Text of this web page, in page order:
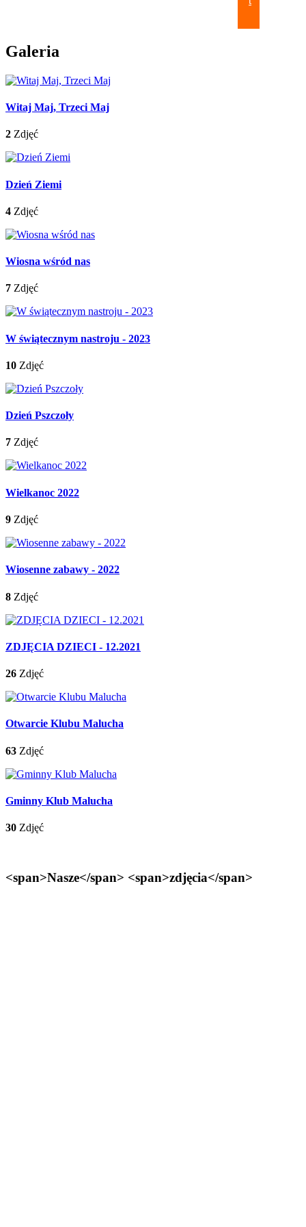
Galeria
Witaj Maj, Trzeci Maj
2 Zdjęć
Dzień Ziemi
4 Zdjęć
Wiosna wśród nas
7 Zdjęć
W świątecznym nastroju - 2023
10 Zdjęć
Dzień Pszczoły
7 Zdjęć
Wielkanoc 2022
9 Zdjęć
Wiosenne zabawy - 2022
8 Zdjęć
ZDJĘCIA DZIECI - 12.2021
26 Zdjęć
Otwarcie Klubu Malucha
63 Zdjęć
Gminny Klub Malucha
30 Zdjęć
<span>Nasze</span> <span>zdjęcia</span>